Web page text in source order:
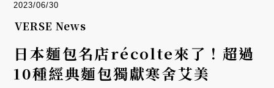
2023/06/30
VERSE News
日本麵包名店récolte來了！超過
10種經典麵包獨獻寒舍艾美